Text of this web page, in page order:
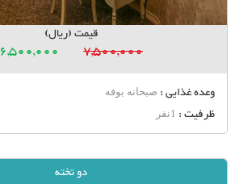
قیمت (ریال)
7,500,000
6,500,000
وعده غذایی : صبحانه بوفه
ظرفیت : 1نفر
دو تخته